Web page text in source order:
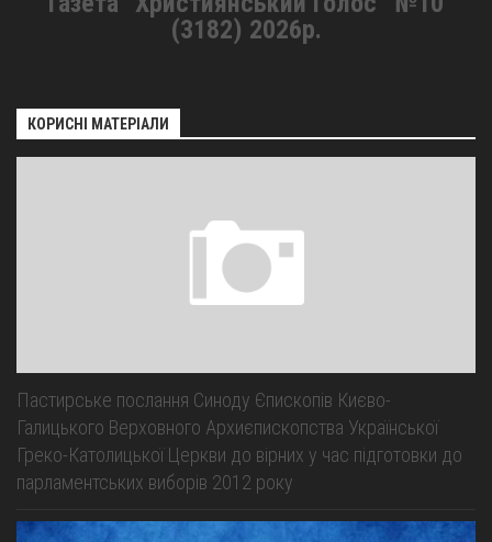
(3182) 2026р.
КОРИСНІ МАТЕРІАЛИ
Пастирське послання Синоду Єпископів Києво-
Галицького Верховного Архиєпископства Української
Греко-Католицької Церкви до вірних у час підготовки до
парламентських виборів 2012 року